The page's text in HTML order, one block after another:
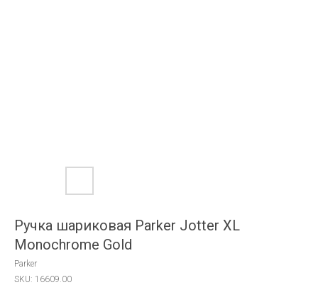
Ручка шариковая Parker Jotter XL
Monochrome Gold
Parker
SKU: 16609.00